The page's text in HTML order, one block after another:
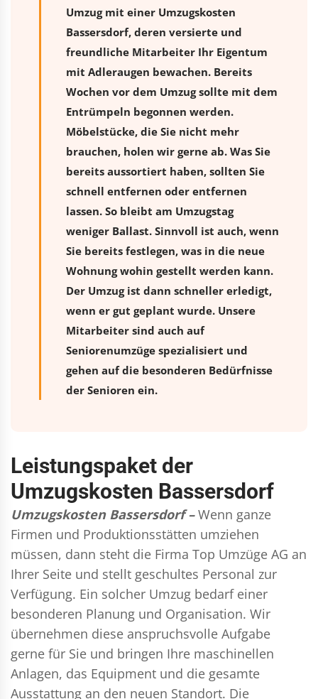
Umzugmit einer Umzugskosten
Bassersdorf, deren versierte und
freundliche Mitarbeiter Ihr Eigentum
mit Adleraugen bewachen. Bereits
Wochen vor dem Umzug sollte mit dem
Entrümpeln begonnen werden.
Möbelstücke, die Sie nicht mehr
brauchen, holen wir gerne ab. Was Sie
bereits aussortiert haben, sollten Sie
schnell entfernen oder entfernen
lassen. So bleibt am Umzugstag
weniger Ballast. Sinnvoll ist auch, wenn
Sie bereits festlegen, was in die neue
Wohnung wohin gestellt werden kann.
Der Umzug ist dann schneller erledigt,
wenn er gut geplant wurde. Unsere
Mitarbeiter sind auch auf
Seniorenumzüge spezialisiert und
gehen auf die besonderen Bedürfnisse
der Senioren ein.
Leistungspaket der
Umzugskosten Bassersdorf
Umzugskosten Bassersdorf – Wenn ganze
Firmen und Produktionsstätten umziehen
müssen, dann steht die Firma Top Umzüge AG an
Ihrer Seite und stellt geschultes Personal zur
Verfügung. Ein solcher Umzug bedarf einer
besonderen Planung und Organisation. Wir
übernehmen diese anspruchsvolle Aufgabe
gerne für Sie und bringen Ihre maschinellen
Anlagen, das Equipment und die gesamte
Ausstattung an den neuen Standort. Die